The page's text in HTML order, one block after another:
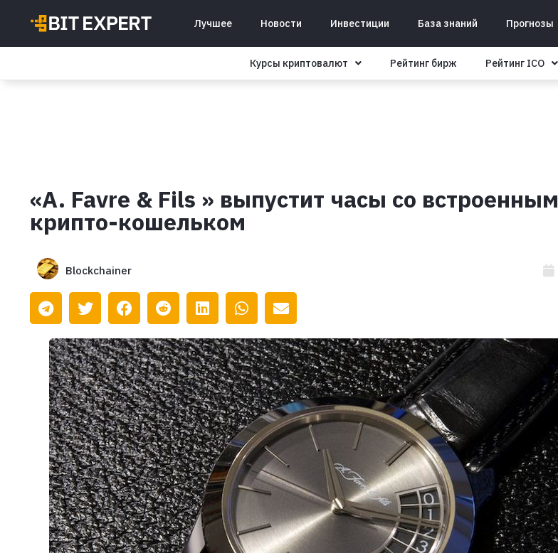
Лучшее Новости Инвестиции База знаний Прогнозы
Курсы криптовалют Рейтинг бирж Рейтинг ICO
«A. Favre & Fils » выпустит часы со встроенным
крипто-кошельком
Blockchainer